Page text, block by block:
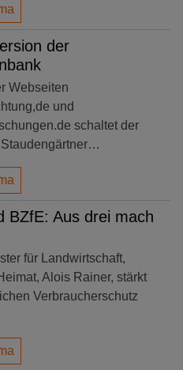
der
Webseiten
und
schaltet der
BZfE: Aus drei mach
für Landwirtschaft,
Alois Rainer, stärkt
Verbraucherschutz